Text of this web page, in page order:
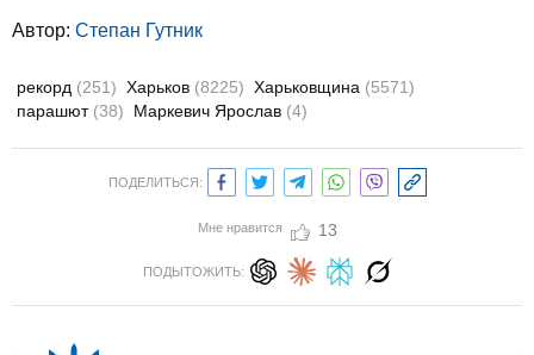
Автор: Степан Гутник
рекорд (251) Харьков (8225) Харьковщина (5571)
парашют (38) Маркевич Ярослав (4)
ПОДЕЛИТЬСЯ:
Мне нравится 13
ПОДЫТОЖИТЬ: